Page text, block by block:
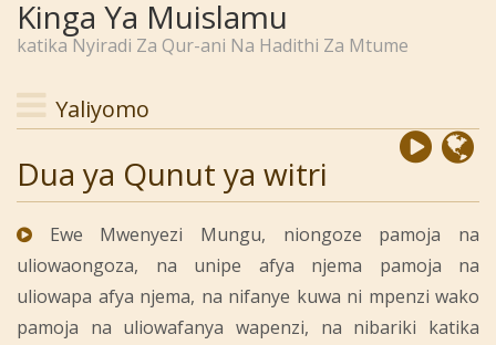
Kinga Ya Muislamu
katika Nyiradi Za Qur-ani Na Hadithi Za Mtume
Yaliyomo
Dua ya Qunut ya witri
Ewe Mwenyezi Mungu, niongoze pamoja na
uliowaongoza, na unipe afya njema pamoja na
uliowapa afya njema, na nifanye kuwa ni mpenzi wako
pamoja na uliowafanya wapenzi, na nibariki katika